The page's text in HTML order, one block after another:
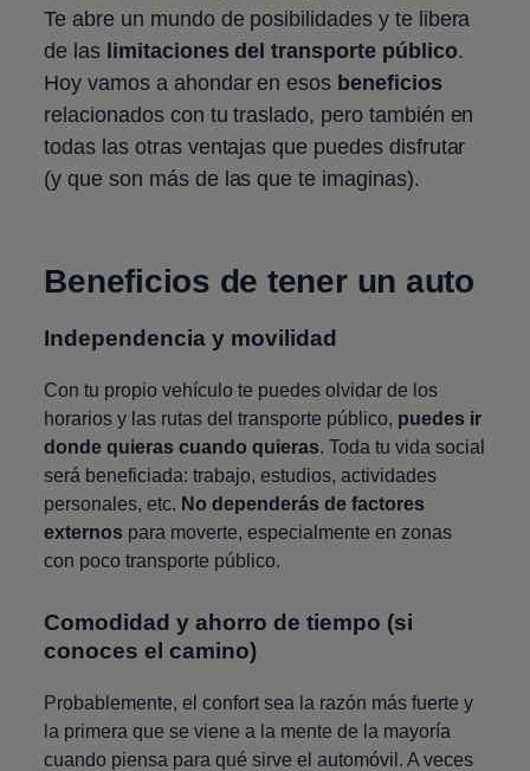
Te abre un mundo de posibilidades y te libera
de las limitaciones del transporte público.
Hoy vamos a ahondar en esos beneficios
relacionados con tu traslado, pero también en
todas las otras ventajas que puedes disfrutar
(y que son más de las que te imaginas).
Beneficios de tener un auto
Independencia y movilidad
Con tu propio vehículo te puedes olvidar de los
horarios y las rutas del transporte público, puedes ir
donde quieras cuando quieras. Toda tu vida social
será beneficiada: trabajo, estudios, actividades
personales, etc. No dependerás de factores
externos para moverte, especialmente en zonas
con poco transporte público.
Comodidad y ahorro de tiempo (si
conoces el camino)
Probablemente, el confort sea la razón más fuerte y
la primera que se viene a la mente de la mayoría
cuando piensa para qué sirve el automóvil. A veces